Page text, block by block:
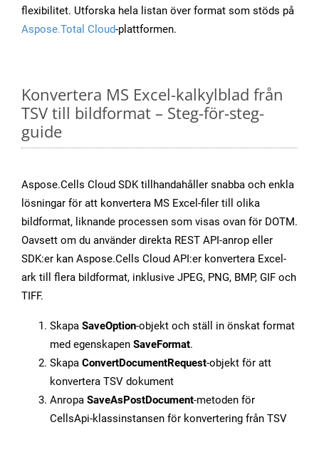
flexibilitet. Utforska hela listan över format som stöds på
Aspose.Total Cloud-plattformen.
Konvertera MS Excel-kalkylblad från
TSV till bildformat – Steg-för-steg-
guide
Aspose.Cells Cloud SDK tillhandahåller snabba och enkla
lösningar för att konvertera MS Excel-filer till olika
bildformat, liknande processen som visas ovan för DOTM.
Oavsett om du använder direkta REST API-anrop eller
SDK:er kan Aspose.Cells Cloud API:er konvertera Excel-
ark till flera bildformat, inklusive JPEG, PNG, BMP, GIF och
TIFF.
Skapa SaveOption-objekt och ställ in önskat format
med egenskapen SaveFormat.
Skapa ConvertDocumentRequest-objekt för att
konvertera TSV dokument
Anropa SaveAsPostDocument-metoden för
CellsApi-klassinstansen för konvertering från TSV